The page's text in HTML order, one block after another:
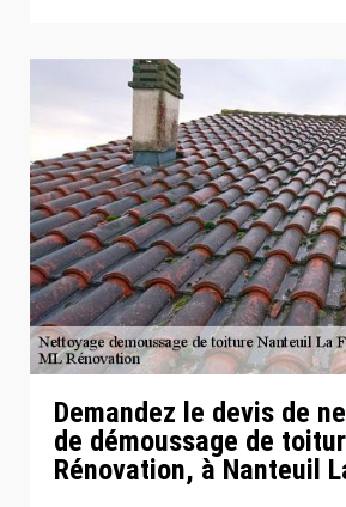
Demandez le devis de
de démoussage de
Rénovation, à Nanteuil